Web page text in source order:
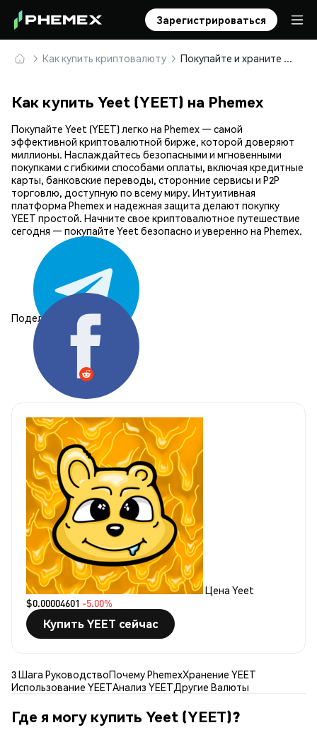
Зарегистрироваться
Как купить криптовалюту Покупайте и храните Yeet (YEET) безопасно
Как купить Yeet (YEET) на Phemex
Покупайте Yeet (YEET) легко на Phemex — самой
эффективной криптовалютной бирже, которой доверяют
миллионы. Наслаждайтесь безопасными и мгновенными
покупками с гибкими способами оплаты, включая кредитные
карты, банковские переводы, сторонние сервисы и P2P
торговлю, доступную по всему миру. Интуитивная
платформа Phemex и надежная защита делают покупку
YEET простой. Начните свое криптовалютное путешествие
сегодня — покупайте Yeet безопасно и уверенно на Phemex.
Поделиться:
Цена Yeet
$0.00004601 -5.00%
Купить YEET сейчас
3 Шага РуководствоПочему PhemexХранение YEET
Использование YEETАнализ YEETДругие Валюты
Где я могу купить Yeet (YEET)?